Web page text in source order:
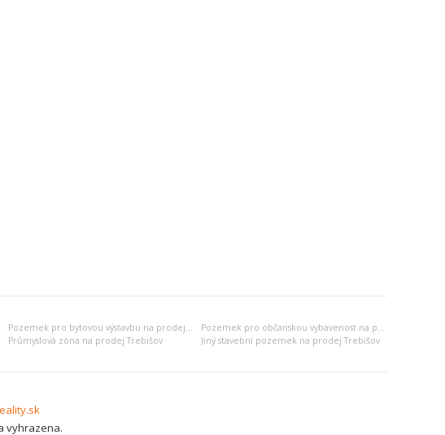
Pozemek pro bytovou výstavbu na prodej Trebišov
Pozemek pro občanskou vybavenost na prodej Trebišov
Průmyslová zóna na prodej Trebišov Jiný stavební pozemek na prodej Trebišov
vyhrazena.